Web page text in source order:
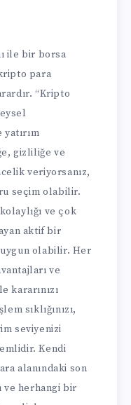
ile bir borsa
para
“Kripto
gizliliğe ve
veriyorsanız,
seçim olabilir.
ve çok
aktif bir
uygun olabilir. Her
ve
kararınızı
sıklığınızı,
seviyenizi
Kendi
alanındaki son
ve herhangi bir